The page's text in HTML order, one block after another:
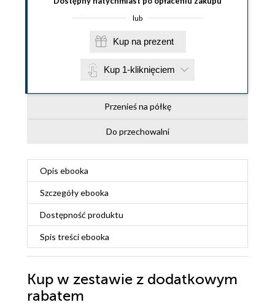
lub
Kup na prezent
Kup 1-kliknięciem
Przenieś na półkę
Do przechowalni
Opis ebooka
Szczegółyebooka
Dostępność produktu
Spis treściebooka
Kup w zestawie z dodatkowym
rabatem